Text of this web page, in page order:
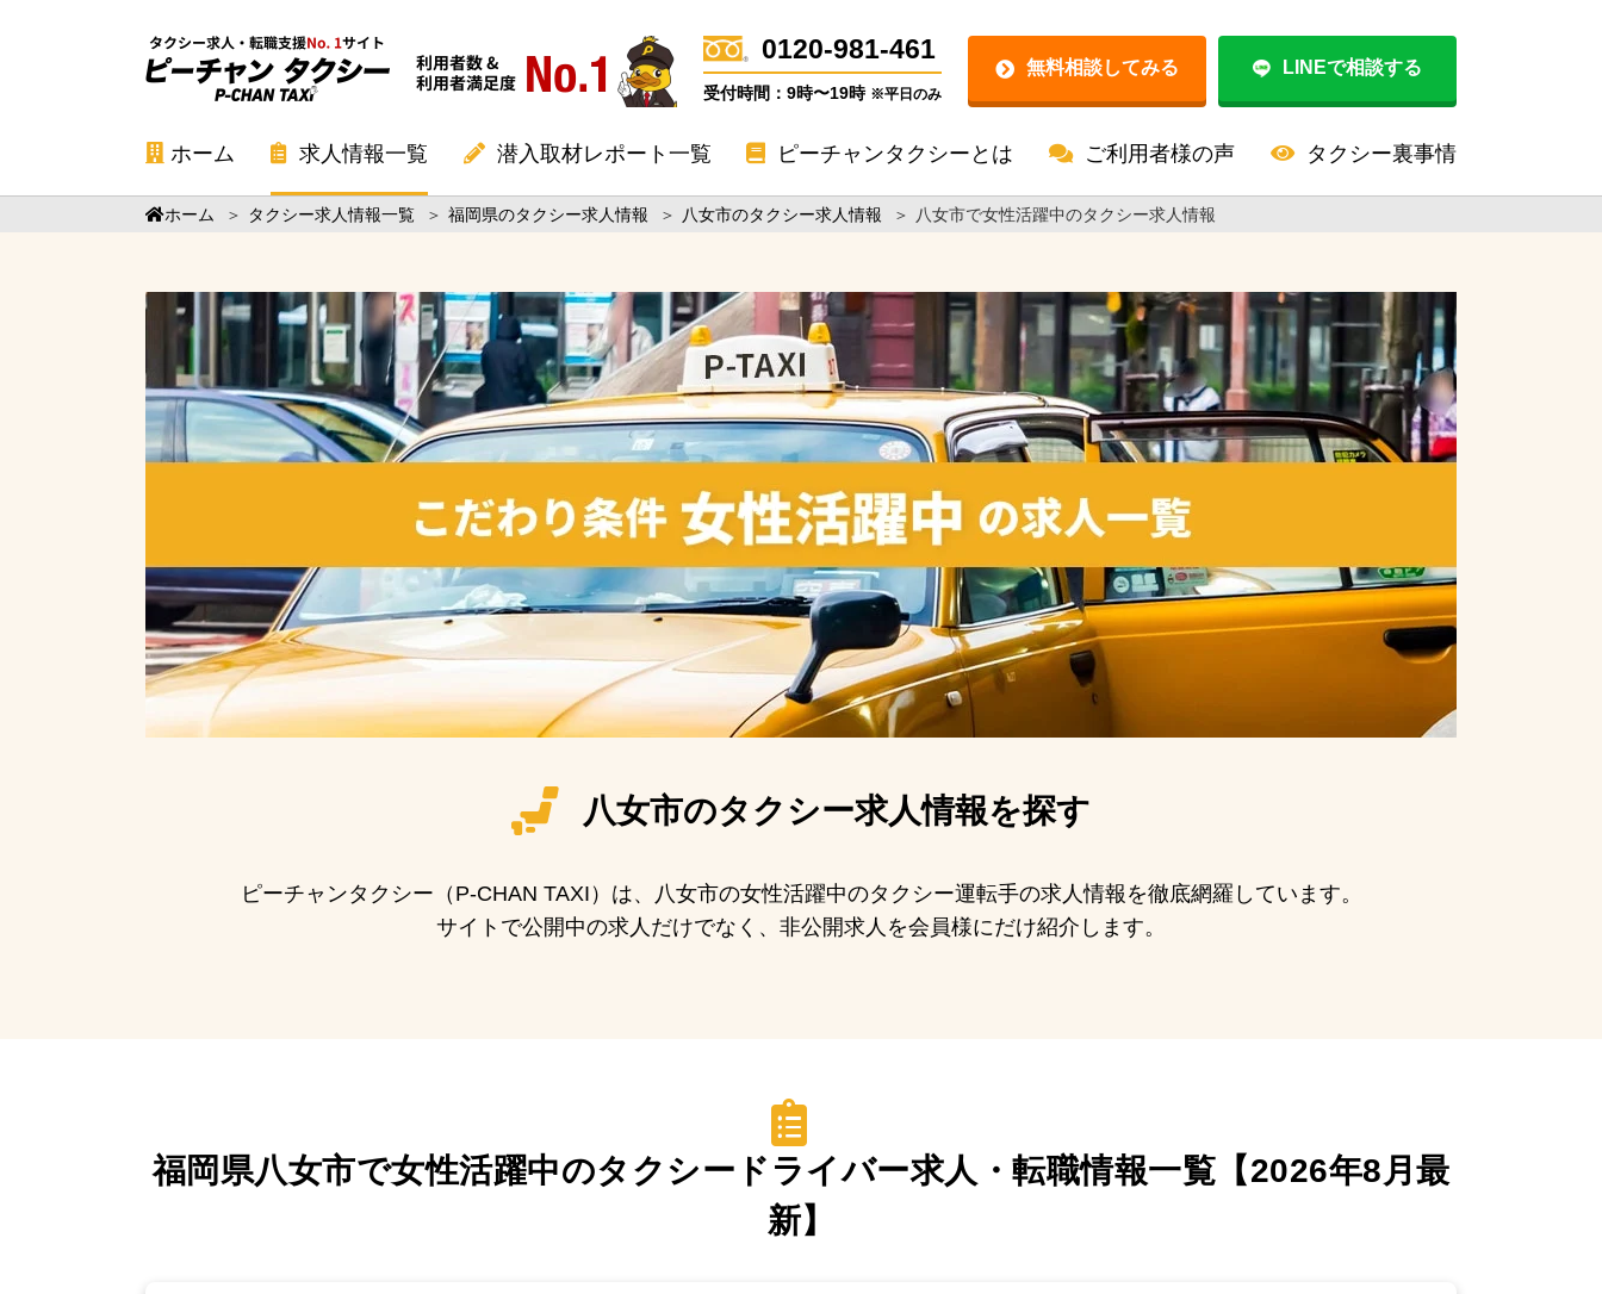
0120-981-461
受付時間：9時〜19時 ※平日のみ
無料相談してみる LINEで相談する
ホーム 求人情報一覧 潜入取材レポート一覧 ピーチャンタクシーとは ご利用者様の声 タクシー裏事情
ホーム ＞ タクシー求人情報一覧 ＞ 福岡県のタクシー求人情報 ＞ 八女市のタクシー求人情報 ＞ 八女市で女性活躍中のタクシー求人情報
八女市のタクシー求人情報を探す
ピーチャンタクシー（P-CHAN TAXI）は、八女市の女性活躍中のタクシー運転手の求人情報を徹底網羅しています。
サイトで公開中の求人だけでなく、非公開求人を会員様にだけ紹介します。
福岡県八女市で女性活躍中のタクシードライバー求人・転職情報一覧【2026年8月最
新】